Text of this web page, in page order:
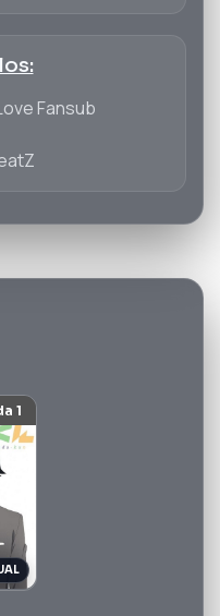
Fansub
1